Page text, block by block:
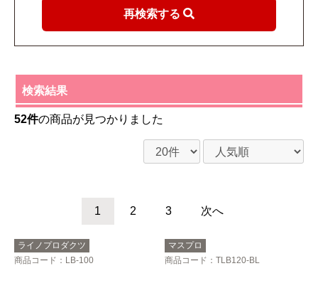
再検索する
検索結果
52件の商品が見つかりました
1 2 3 次へ
ライノプロダクツ
商品コード ：LB-100
マスプロ
商品コード ：TLB120-BL